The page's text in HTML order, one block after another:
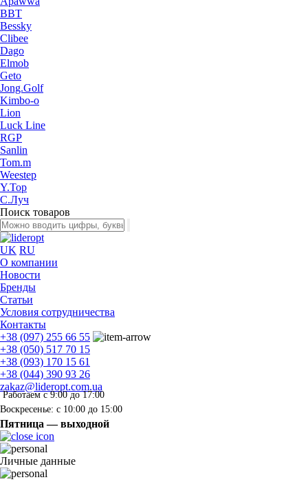
BBT
Bessky
Clibee
Dago
Elmob
Geto
Jong.Golf
Kimbo-o
Lion
Luck Line
RGP
Sanlin
Tom.m
Weestep
Y.Top
С.Луч
Поиск товаров
UK RU
О компании
Новости
Бренды
Статьи
Условия сотрудничества
Контакты
+38 (097) 255 66 55
+38 (050) 517 70 15
+38 (093) 170 15 61
+38 (044) 390 93 26
zakaz@lideropt.com.ua
Работаем с 9:00 до 17:00
Воскресенье: с 10:00 до 15:00
Пятница — выходной
Личные данные